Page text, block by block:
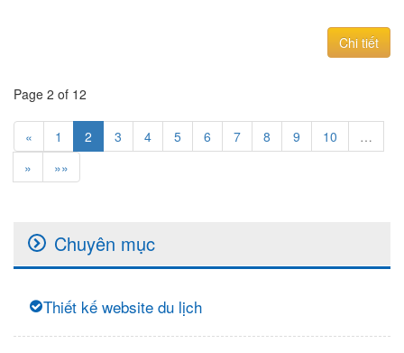
Chi tiết
Page 2 of 12
« 1 2 3 4 5 6 7 8 9 10
…
»
»»
Chuyên mục
Thiết kế website du lịch